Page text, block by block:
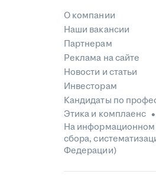
О компании
Наши вакансии
Партнерам
Реклама на сайте
Новости и статьи
Инвесторам
Кандидаты по
Этика и комплаенс
На информационном
сбора,
Федерации)